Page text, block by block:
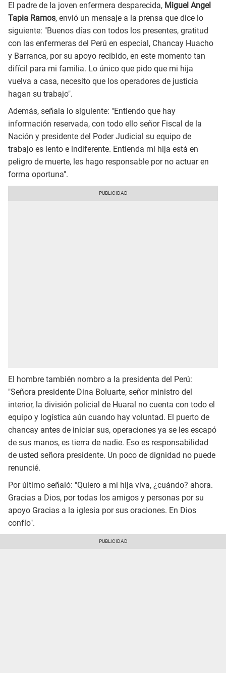
El padre de la joven enfermera desparecida, Miguel Angel
Tapia Ramos, envió un mensaje a la prensa que dice lo
siguiente: "Buenos días con todos los presentes, gratitud
con las enfermeras del Perú en especial, Chancay Huacho
y Barranca, por su apoyo recibido, en este momento tan
difícil para mi familia. Lo único que pido que mi hija
vuelva a casa, necesito que los operadores de justicia
hagan su trabajo".
Además, señala lo siguiente: "Entiendo que hay
información reservada, con todo ello señor Fiscal de la
Nación y presidente del Poder Judicial su equipo de
trabajo es lento e indiferente. Entienda mi hija está en
peligro de muerte, les hago responsable por no actuar en
forma oportuna".
El hombre también nombro a la presidenta del Perú:
"Señora presidente Dina Boluarte, señor ministro del
interior, la división policial de Huaral no cuenta con todo el
equipo y logística aún cuando hay voluntad. El puerto de
chancay antes de iniciar sus, operaciones ya se les escapó
de sus manos, es tierra de nadie. Eso es responsabilidad
de usted señora presidente. Un poco de dignidad no puede
renuncié.
Por último señaló: "Quiero a mi hija viva, ¿cuándo? ahora.
Gracias a Dios, por todas los amigos y personas por su
apoyo Gracias a la iglesia por sus oraciones. En Dios
confío".